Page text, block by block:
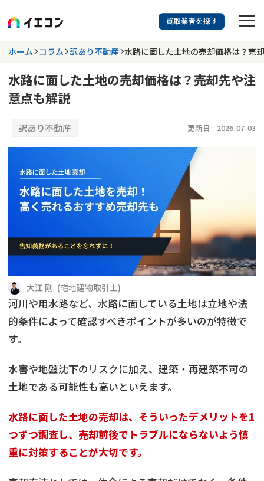
訳あり物件に強い業者を探す
都道府県を選択 相談内容を選択
更新日 : 2026年07月31日
相談内容で探す
事故物件
再建築不可 底地
借地
ゴミ屋敷 任意売却
リースバック
不動産売却 再建築不可物件
共有持分
訳あり不動産 不動産投資
土地売却
借地 不動産リースバック
任意売却 空き家
アンケート調査
業者を探す
ホーム コラム 訳あり不動産 水路に面した土地の売却価格は？売
水路に面した土地の売却価格は？売却先や注
意点も解説
訳あり不動産 更新日 : 2026-07-03
大江 剛 (宅地建物取引士)
河川や用水路など、水路に面している土地は立地や法
的条件によって確認すべきポイントが多いのが特徴で
す。
水害や地盤沈下のリスクに加え、建築・再建築不可の
土地である可能性も高いといえます。
水路に面した土地の売却は、そういったデメリットを1
つずつ調査し、売却前後でトラブルにならないよう慎
重に対策することが大切です。